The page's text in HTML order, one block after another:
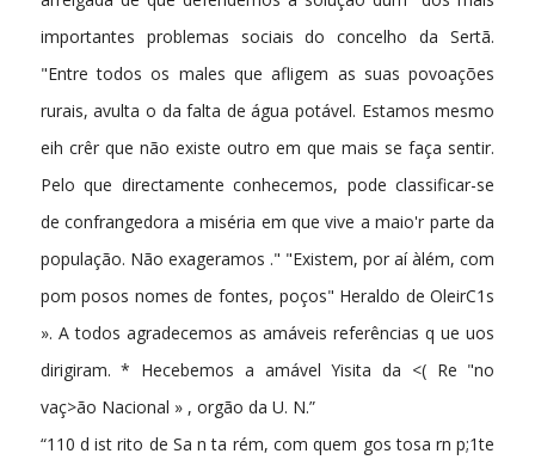
importantes problemas sociais do concelho da Sertã.
"Entre todos os males que afligem as suas povoações
rurais, avulta o da falta de água potável. Estamos mesmo
eih crêr que não existe outro em que mais se faça sentir.
Pelo que directamente conhecemos, pode classificar-se
de confrangedora a miséria em que vive a maio'r parte da
população. Não exageramos ." "Existem, por aí àlém, com
pom posos nomes de fontes, poços" Heraldo de OleirC1s
». A todos agradecemos as amáveis referências q ue uos
dirigiram. * Hecebemos a amável Yisita da <( Re­ "no
vaç>ão Nacional » , orgão da U. N.”
“110 d ist rito de Sa n ta rém, com quem gos tosa rn p;1te